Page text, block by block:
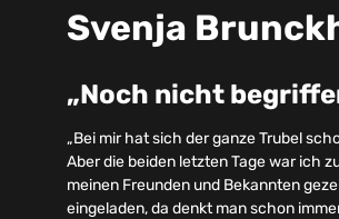
Svenja
„Noch nicht
„Bei mir hat sich der ganze Trubel
Aber die beiden letzten Tage war ich
meinen Freunden und Bekannten
eingeladen, da denkt man schon